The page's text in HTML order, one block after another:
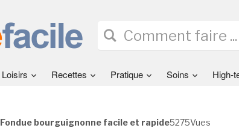
Loisirs Recettes Pratique Soins High-
5275Vues
Fondue bourguignonne facile et rapide